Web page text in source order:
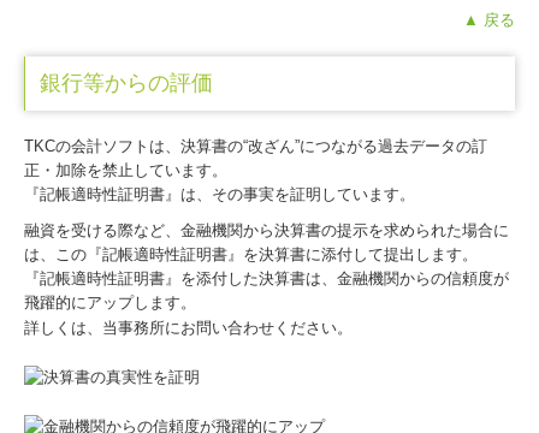
▲ 戻る
銀行等からの評価
TKCの会計ソフトは、決算書の“改ざん”につながる過去データの訂
正・加除を禁止しています。
『記帳適時性証明書』は、その事実を証明しています。
融資を受ける際など、金融機関から決算書の提示を求められた場合に
は、この『記帳適時性証明書』を決算書に添付して提出します。
『記帳適時性証明書』を添付した決算書は、金融機関からの信頼度が
飛躍的にアップします。
詳しくは、当事務所にお問い合わせください。